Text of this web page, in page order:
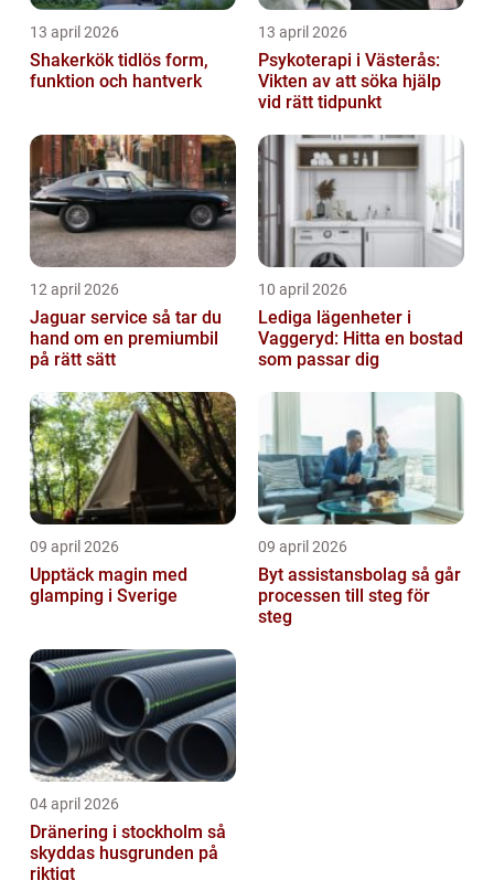
13 april 2026
Shakerkök tidlös form,
funktion och hantverk
13 april 2026
Psykoterapi i Västerås:
Vikten av att söka hjälp
vid rätt tidpunkt
12 april 2026
Jaguar service så tar du
hand om en premiumbil
på rätt sätt
10 april 2026
Lediga lägenheter i
Vaggeryd: Hitta en bostad
som passar dig
09 april 2026
Upptäck magin med
glamping i Sverige
09 april 2026
Byt assistansbolag så går
processen till steg för
steg
04 april 2026
Dränering i stockholm så
skyddas husgrunden på
riktigt